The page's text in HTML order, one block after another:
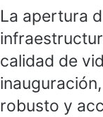
La apertura
calidad de
robusto y